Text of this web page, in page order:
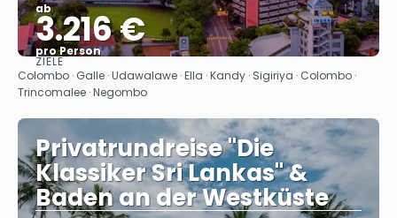
ab
3.216 €
pro Person
Sehen
ZIELE
Colombo · Galle · Udawalawe · Ella · Kandy · Sigiriya · Colombo ·
Trincomalee · Negombo
Privatrundreise "Die
Klassiker Sri Lankas" &
Baden an der Westküste